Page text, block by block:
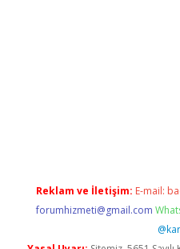
Reklam ve İletişim: E-mail:
forumhizmeti@gmail.com